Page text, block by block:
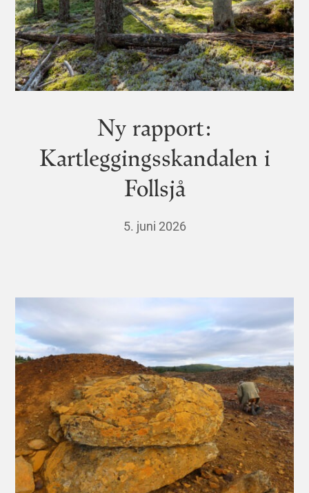
Ny rapport:
Kartleggingsskandalen i
Follsjå
5. juni 2026